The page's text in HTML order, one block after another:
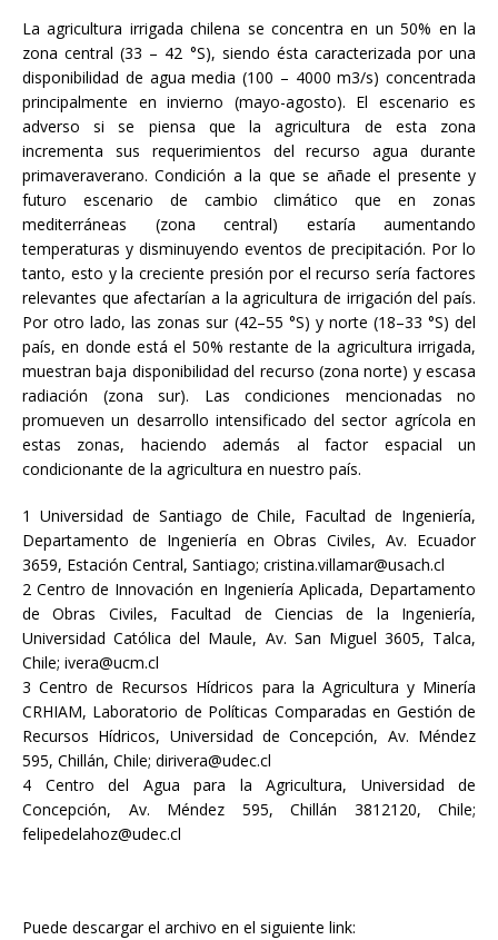
La agricultura irrigada chilena se concentra en un 50% en la
zona central (33 – 42 °S), siendo ésta caracterizada por una
disponibilidad de agua media (100 – 4000 m3/s) concentrada
principalmente en invierno (mayo-agosto). El escenario es
adverso si se piensa que la agricultura de esta zona
incrementa sus requerimientos del recurso agua durante
primaveraverano. Condición a la que se añade el presente y
futuro escenario de cambio climático que en zonas
mediterráneas (zona central) estaría aumentando
temperaturas y disminuyendo eventos de precipitación. Por lo
tanto, esto y la creciente presión por el recurso sería factores
relevantes que afectarían a la agricultura de irrigación del país.
Por otro lado, las zonas sur (42–55 °S) y norte (18–33 °S) del
país, en donde está el 50% restante de la agricultura irrigada,
muestran baja disponibilidad del recurso (zona norte) y escasa
radiación (zona sur). Las condiciones mencionadas no
promueven un desarrollo intensificado del sector agrícola en
estas zonas, haciendo además al factor espacial un
condicionante de la agricultura en nuestro país.
1 Universidad de Santiago de Chile, Facultad de Ingeniería,
Departamento de Ingeniería en Obras Civiles, Av. Ecuador
3659, Estación Central, Santiago; cristina.villamar@usach.cl
2 Centro de Innovación en Ingeniería Aplicada, Departamento
de Obras Civiles, Facultad de Ciencias de la Ingeniería,
Universidad Católica del Maule, Av. San Miguel 3605, Talca,
Chile; ivera@ucm.cl
3 Centro de Recursos Hídricos para la Agricultura y Minería
CRHIAM, Laboratorio de Políticas Comparadas en Gestión de
Recursos Hídricos, Universidad de Concepción, Av. Méndez
595, Chillán, Chile; dirivera@udec.cl
4 Centro del Agua para la Agricultura, Universidad de
Concepción, Av. Méndez 595, Chillán 3812120, Chile;
felipedelahoz@udec.cl
Puede descargar el archivo en el siguiente link: